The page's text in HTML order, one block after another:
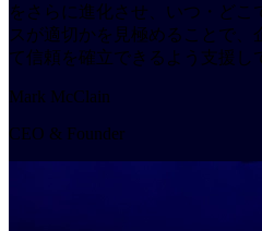
をさらに進化させ、いつ・どこ
スが適切かを見極めることで、
て信頼を確立できるよう支援し
Mark McClain
CEO & Founder